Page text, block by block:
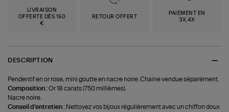
LIVRAISON
OFFERTE DÈS 150
€
RETOUR OFFERT
PAIEMENT EN
3X,4X
DESCRIPTION
Pendentif en or rose, mini goutte en nacre noire. Chaine vendue séparément.
Composition :Or 18 carats (750 millièmes).
Nacre noire.
Conseil d'entretien : Nettoyez vos bijoux régulièrement avec un chiffon doux